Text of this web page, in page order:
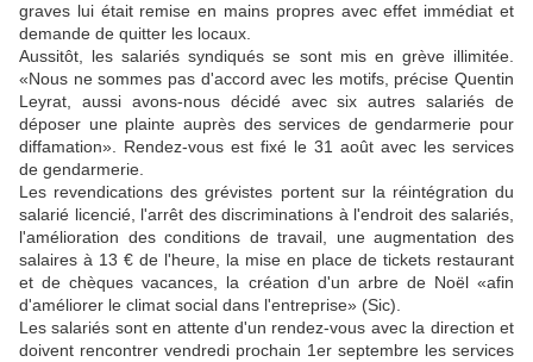
graves lui était remise en mains propres avec effet immédiat et
demande de quitter les locaux.
Aussitôt, les salariés syndiqués se sont mis en grève illimitée.
«Nous ne sommes pas d'accord avec les motifs, précise Quentin
Leyrat, aussi avons-nous décidé avec six autres salariés de
déposer une plainte auprès des services de gendarmerie pour
diffamation». Rendez-vous est fixé le 31 août avec les services
de gendarmerie.
Les revendications des grévistes portent sur la réintégration du
salarié licencié, l'arrêt des discriminations à l'endroit des salariés,
l'amélioration des conditions de travail, une augmentation des
salaires à 13 € de l'heure, la mise en place de tickets restaurant
et de chèques vacances, la création d'un arbre de Noël «afin
d'améliorer le climat social dans l'entreprise» (Sic).
Les salariés sont en attente d'un rendez-vous avec la direction et
doivent rencontrer vendredi prochain 1er septembre les services